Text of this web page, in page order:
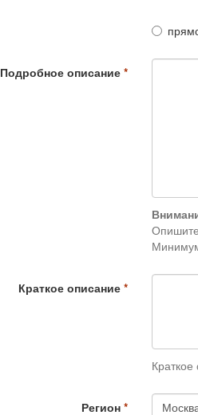
Подробное описание
Краткое описание
Регион